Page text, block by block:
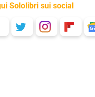
Sololibri sui social